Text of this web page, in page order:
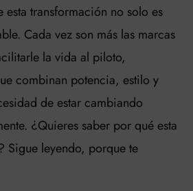
transformación no solo es
Cada vez son más las marcas
la vida al piloto,
combinan potencia, estilo y
de estar cambiando
¿Quieres saber por qué esta
Sigue leyendo, porque te